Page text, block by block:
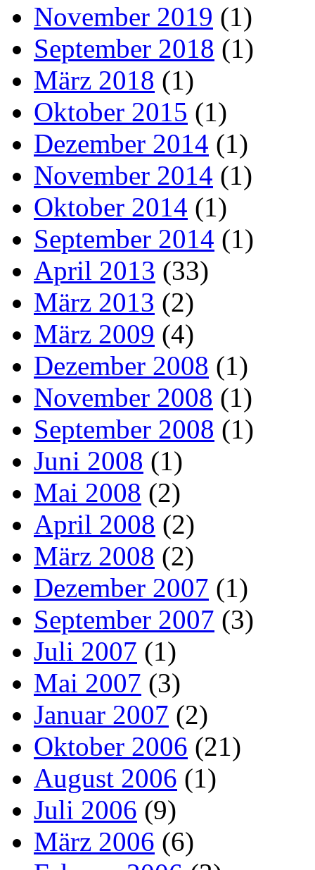
November 2019 (1)
September 2018 (1)
März 2018 (1)
Oktober 2015 (1)
Dezember 2014 (1)
November 2014 (1)
Oktober 2014 (1)
September 2014 (1)
April 2013 (33)
März 2013 (2)
März 2009 (4)
Dezember 2008 (1)
November 2008 (1)
September 2008 (1)
Juni 2008 (1)
Mai 2008 (2)
April 2008 (2)
März 2008 (2)
Dezember 2007 (1)
September 2007 (3)
Juli 2007 (1)
Mai 2007 (3)
Januar 2007 (2)
Oktober 2006 (21)
August 2006 (1)
Juli 2006 (9)
März 2006 (6)